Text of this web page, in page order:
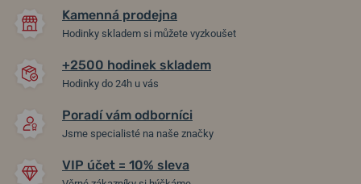
Kamenná prodejna
Hodinky skladem si můžete vyzkoušet
+2500 hodinek skladem
Hodinky do 24h u vás
Poradí vám odborníci
Jsme specialisté na naše značky
VIP účet = 10% sleva